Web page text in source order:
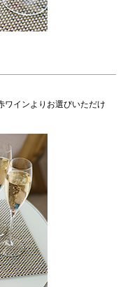
ワインよりお選びいただけ